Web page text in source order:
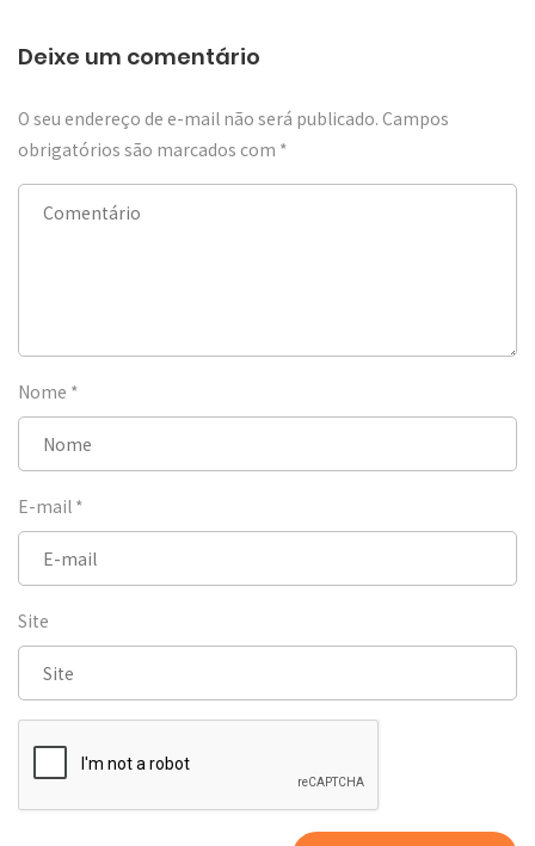
Deixe um comentário
O seu endereço de e-mail não será publicado. Campos
obrigatórios são marcados com *
Nome *
E-mail *
Site